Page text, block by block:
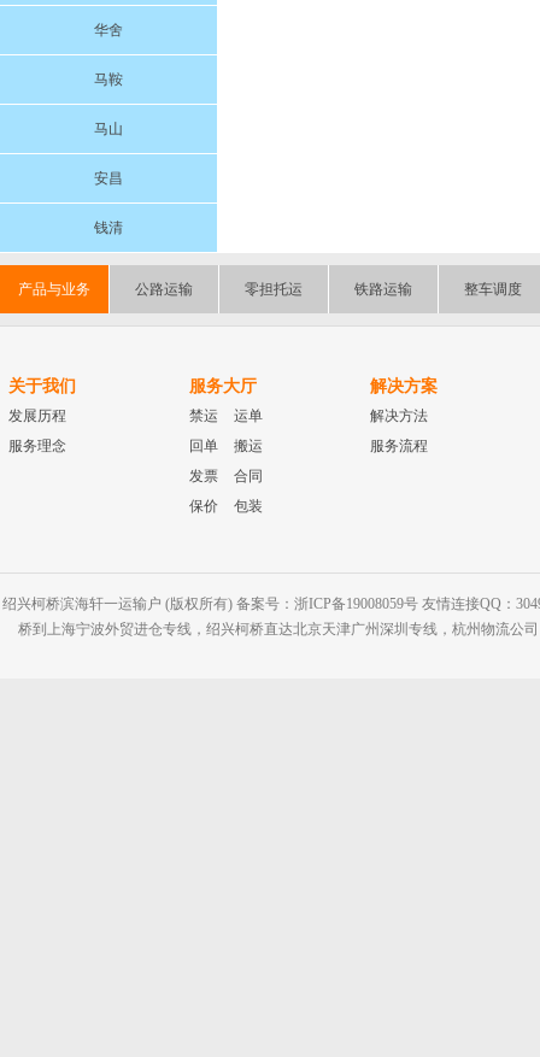
华舍
马鞍
马山
安昌
钱清
产品与业务 公路运输 零担托运 铁路运输 整车调度
关于我们
发展历程
服务理念
服务大厅
禁运
运单
回单
搬运
发票
合同
保价
包装
解决方案
解决方法
服务流程
绍兴柯桥滨海轩一运输户 (版权所有) 备案号：浙ICP备19008059号 友情连接QQ：
桥到上海宁波外贸进仓专线，绍兴柯桥直达北京天津广州深圳专线，杭州物流公